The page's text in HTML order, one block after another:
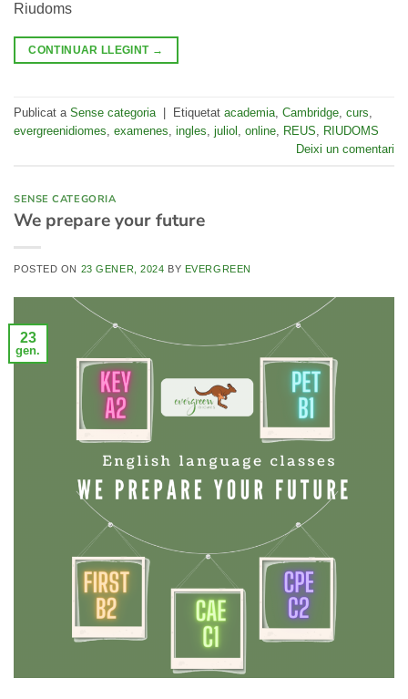
Riudoms
CONTINUAR LLEGINT →
Publicat a Sense categoria Etiquetat academia Cambridge curs
evergreenidiomes examenes ingles juliol online REUS
RIUDOMS
Deixi un comentari
SENSE CATEGORIA
We prepare your future
POSTED ON 23 GENER, 2024 BY EVERGREEN
23
gen.